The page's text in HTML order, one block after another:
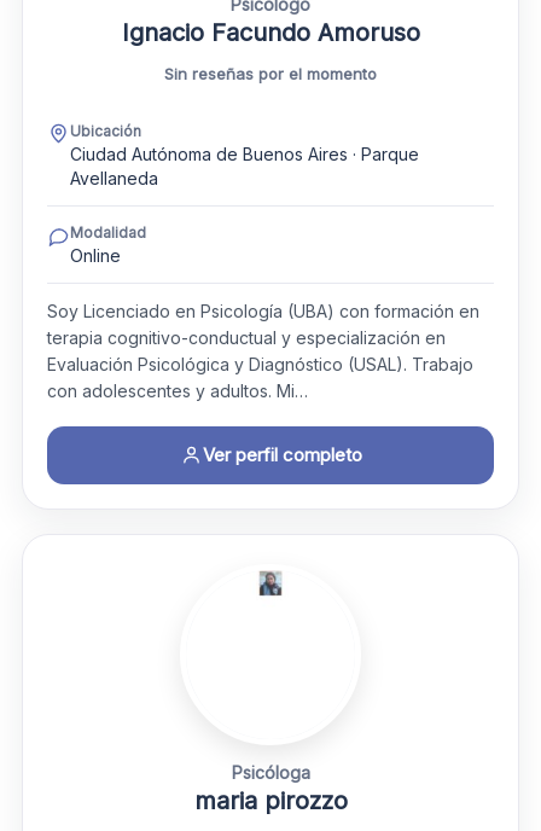
Ignacio Facundo Amoruso
Sin reseñas por el momento
Ubicación
Ciudad Autónoma de Buenos Aires · Parque
Avellaneda
Modalidad
Online
Soy Licenciado en Psicología (UBA) con formación en
terapia cognitivo-conductual y especialización en
Evaluación Psicológica y Diagnóstico (USAL). Trabajo
con adolescentes y adultos. Mi…
Ver perfil completo
Psicóloga
maria pirozzo